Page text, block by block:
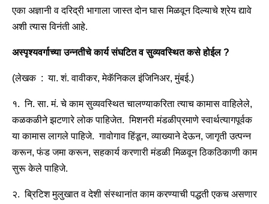
एका अज्ञानी व दरिद्री भागाला जास्त दोन घास मिळवून दिल्याचे श्रेय द्यावे
अशी त्यास विनंती आहे.
अस्पृश्यवर्गाच्या उन्नतीचे कार्यसंघटित व सुव्यवस्थित कसे होईल ?
(लेखक : या. शं. वावीकर, मेकॅनिकल इंजिनिअर, मुंबई.)
१. नि. सा. मं. चे काम सुव्यवस्थित चालण्याकरिता त्याच कामास वाहिलेले,
कळकळीने झटणारे लोक पाहिजेत. मिशनरी मंडळीप्रमाणे स्वार्थत्यागपूर्वक
या कामास लागले पाहिजे. गावोगाव हिंडून, व्याख्याने देऊन, जागृती उत्पन्न
करून, फंड जमा करून, सहकार्य करणारी मंडळी मिळवून ठिकठिकाणी काम
सुरू केले पाहिजे.
२. ब्रिटिश मुलुखात व देशी संस्थानांत काम करण्याची पद्धती एकच असणार